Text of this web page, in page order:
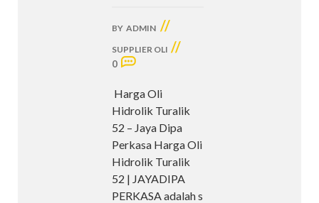
BY ADMIN //
SUPPLIER OLI //
0
Harga Oli
Hidrolik Turalik
52 – Jaya Dipa
Perkasa Harga Oli
Hidrolik Turalik
52 | JAYADIPA
PERKASA adalah s